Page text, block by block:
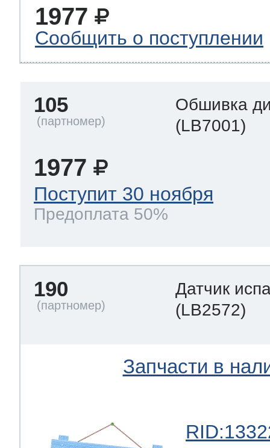
1977
Сообщить о поступлении
105
Обшивка
(LB7001)
1977
Поступит 30 ноября
Предоплата 50%
190
Датчик
(LB2572)
Запчасти в